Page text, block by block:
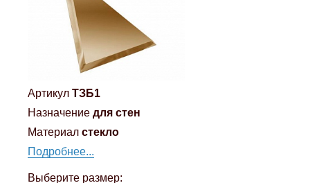
Артикул ТЗБ1
Назначение для стен
Материал стекло
Подробнее...
Выберите размер: